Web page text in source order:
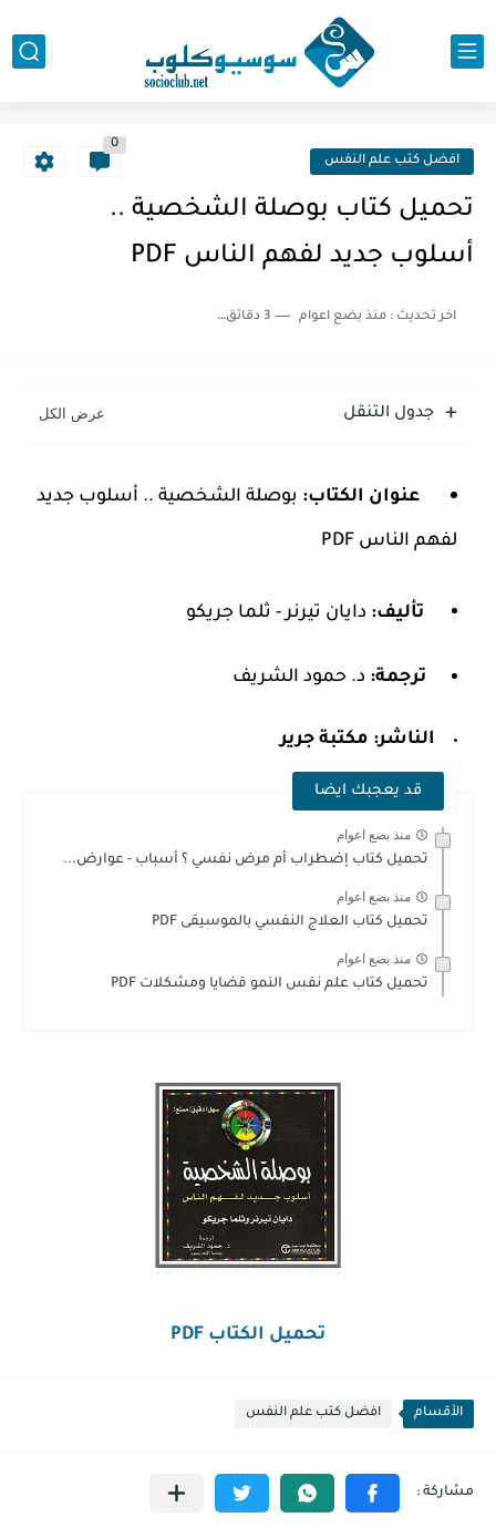
افضل كتب علم النفس
0
تحميل كتاب بوصلة الشخصية ..
أسلوب جديد لفهم الناس PDF
اخر تحديث :منذ بضع اعوام 3 دقائق للقراءة
جدول التنقل
عنوان الكتاب: بوصلة الشخصية .. أسلوب جديد
لفهم الناس PDF
تأليف: دايان تيرنر - ثلما جريكو
ترجمة: د. حمود الشريف
الناشر: مكتبة جرير
قد يعجبك ايضا
منذ بضع اعوام
تحميل كتاب إضطراب أم مرض نفسي ؟ أسباب - عوارض...
منذ بضع اعوام
تحميل كتاب العلاج النفسي بالموسيقى PDF
منذ بضع اعوام
تحميل كتاب علم نفس النمو قضايا ومشكلات PDF
تحميل الكتاب PDF
الأقسام افضل كتب علم النفس